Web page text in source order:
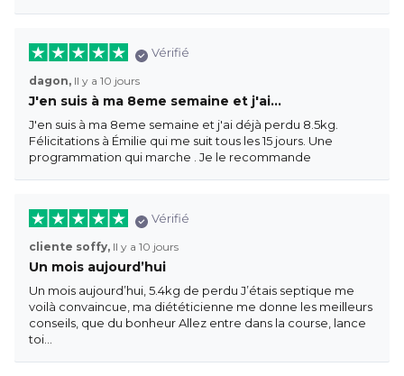
Vérifié
dagon, Il y a 10 jours
J'en suis à ma 8eme semaine et j'ai…
J'en suis à ma 8eme semaine et j'ai déjà perdu 8.5kg.
Félicitations à Émilie qui me suit tous les 15 jours. Une
programmation qui marche . Je le recommande
Vérifié
cliente soffy, Il y a 10 jours
Un mois aujourd’hui
Un mois aujourd’hui, 5.4kg de perdu J’étais septique me
voilà convaincue, ma diététicienne me donne les meilleurs
conseils, que du bonheur Allez entre dans la course, lance
toi…